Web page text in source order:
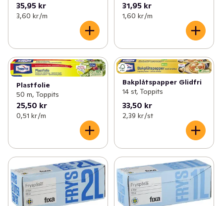
35,95 kr
3,60 kr /m
31,95 kr
1,60 kr /m
Plastfolie
50 m, Toppits
25,50 kr
0,51 kr /m
Bakplåtspapper Glidfri
14 st, Toppits
33,50 kr
2,39 kr /st